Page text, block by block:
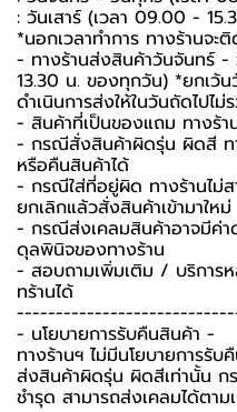
: วันเสาร์ (เวลา 09.00 -
*นอกเวลาทำการ ทางร้านจะ
- ทางร้านส่งสินค้าวันจันทร์ -
13.30 น. ของทุกวัน) *ยกเว้
ดำเนินการส่งให้ในวันถัดไปไ
- สินค้าที่เป็นของแถม ทางร้
- กรณีสั่งสินค้าผิดรุ่น ผิดสี ท
หรือคืนสินค้าได้
- กรณีใส่ที่อยู่ผิด ทางร้านไม่ส
ยกเลิกแล้วสั่งสินค้าเข้ามาใหม่
- กรณีส่งเคลมสินค้าอาจมีค่า
ดุลพินิจของทางร้าน
- สอบถามเพิ่มเติม / บริการ
ทร้านได้
-️ นโยบายการรับคืนสินค้า -️
ทางร้านฯ ไม่มีนโยบายการรั
ส่งสินค้าผิดรุ่น ผิดสีเท่านั้น
ชำรุด สามารถส่งเคลมได้ตาม